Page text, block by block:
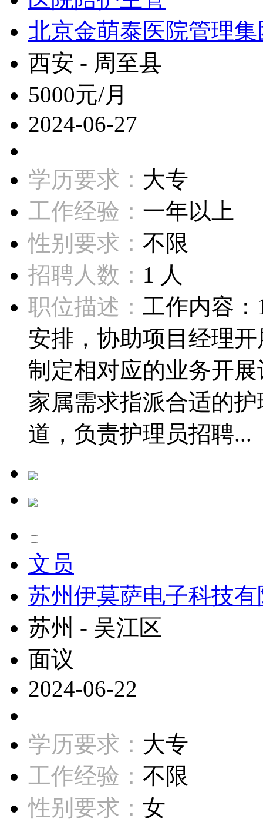
北京金萌泰医院管理
西安 - 周至县
5000元/月
2024-06-27
学历要求： 大专
工作经验： 一年以上
性别要求： 不限
招聘人数： 1 人
职位描述： 工作内容
安排，协助项目经理
制定相对应的业务开
家属需求指派合适的
道，负责护理员招聘...
文员
苏州伊莫萨电子科技
苏州 - 吴江区
面议
2024-06-22
学历要求： 大专
工作经验： 不限
性别要求： 女